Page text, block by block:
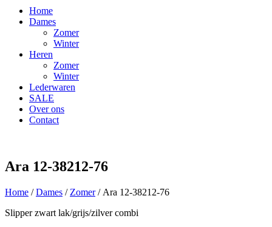
Home
Dames
Zomer
Winter
Heren
Zomer
Winter
Lederwaren
SALE
Over ons
Contact
Ara 12-38212-76
Home /Dames / Zomer/ Ara 12-38212-76
Slipper zwart lak/grijs/zilver combi